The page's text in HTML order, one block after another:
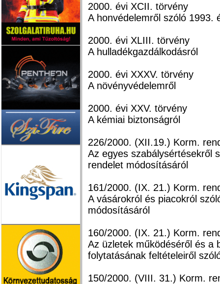
2000. évi XCII. törvény
A honvédelemről szóló 1993.
2000. évi XLIII. törvény
A hulladékgazdálkodásról
2000. évi XXXV. törvény
A növényvédelemről
2000. évi XXV. törvény
A kémiai biztonságról
226/2000. (XII.19.) Korm.
Az egyes szabálysértésekről
rendelet módosításáról
161/2000. (IX. 21.) Korm.
A vásárokról és piacokról
módosításáról
160/2000. (IX. 21.) Korm.
Az üzletek működéséről és a
folytatásának feltételeiről
150/2000. (VIII. 31.) Korm.